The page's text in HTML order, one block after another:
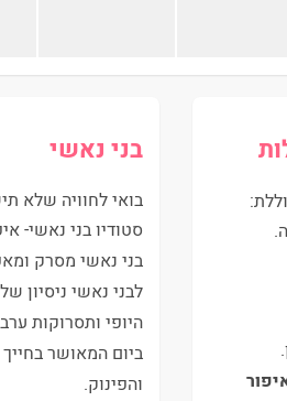
עד סוף שנת 2024 - איפור
בני נאשי
בואי לחוויה שלא
סטודיו בני נאשי-
בני נאשי מסרק
היופי ותסרוקות
ביום המאושר
והפינוק.